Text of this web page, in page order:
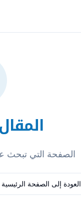
الصفحة التي تبحث
العودة إلى الصفحة الرئيسية